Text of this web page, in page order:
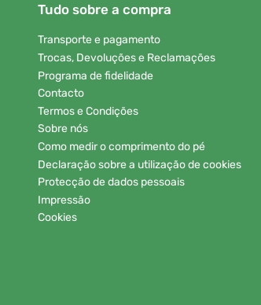
Tudo sobre a compra
Transporte e pagamento
Trocas, Devoluções e Reclamações
Programa de fidelidade
Contacto
Termos e Condições
Sobre nós
Como medir o comprimento do pé
Declaração sobre a utilização de cookies
Protecção de dados pessoais
Impressão
Cookies